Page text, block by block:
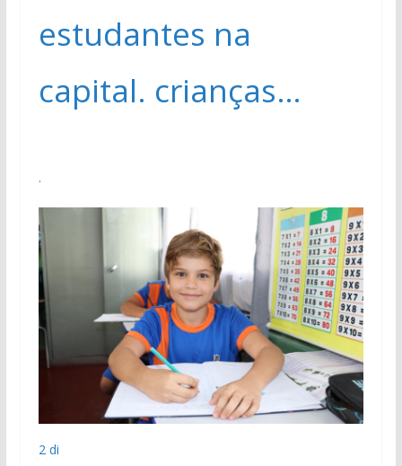
estudantes na
capital. crianças…
.
2 di